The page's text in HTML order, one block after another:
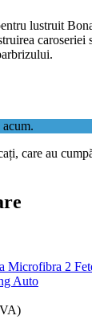
lustruit
caroseriei
care au
Microfibra 2
Auto